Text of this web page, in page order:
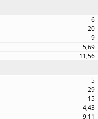
6
20
9
5,69
11,56
5
29
15
4,43
9,11